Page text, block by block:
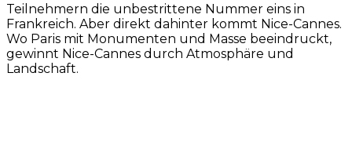
Teilnehmern die unbestrittene Nummer eins in
Frankreich. Aber direkt dahinter kommt Nice-Cannes.
Wo Paris mit Monumenten und Masse beeindruckt,
gewinnt Nice-Cannes durch Atmosphäre und
Landschaft.